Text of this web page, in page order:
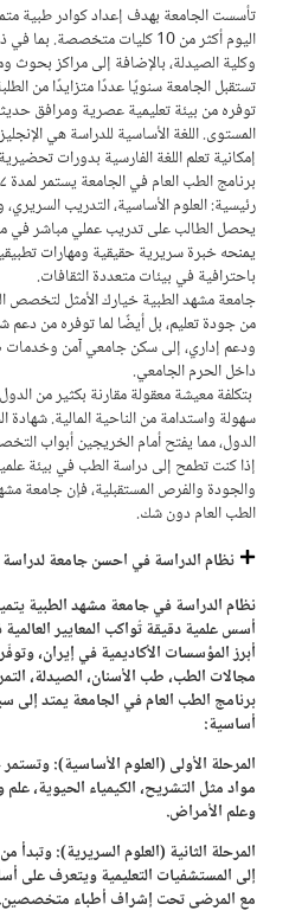
تأسست الجامعة بهدف إعداد كوادر طبية
اليوم أكثر من 10 كليات
وكلية الصيدلة، بالإضافة إلى مراكز بحوث
تستقبل الجامعة سنويًا عددًا متزايدًا من
توفره من بيئة تعليمية عصرية ومرافق
المستوى. اللغة الأساسية للدراسة هي
إمكانية تعلم اللغة الفارسية بدورات
رئيسية: العلوم الأساسية، التدريب
يحصل الطالب على تدريب عملي مباشر في
يمنحه خبرة سريرية حقيقية ومهارات
باحترافية في بيئات متعددة الثقافات.
جامعة مشهد الطبية خيارك الأمثل لتخصص
من جودة تعليم، بل أيضًا لما توفره من دعم
ودعم إداري، إلى سكن جامعي آمن وخدمات
داخل الحرم الجامعي.
بتكلفة معيشة معقولة مقارنة بكثير من
سهولة واستدامة من الناحية المالية.
الدول، مما يفتح أمام الخريجين أبواب
إذا كنت تطمح إلى دراسة الطب في بيئة
والجودة والفرص المستقبلية، فإن جامعة
الطب العام دون شك.
نظام الدراسة في احسن جامعة
نظام الدراسة في جامعة مشهد الطبية
أسس علمية دقيقة تُواكب المعايير
أبرز المؤسسات الأكاديمية في إيران،
مجالات الطب، طب الأسنان، الصيدلة،
برنامج الطب العام في الجامعة يمتد
أساسية:
المرحلة الأولى (العلوم الأساسية):
مواد مثل التشريح، الكيمياء الحيوية،
وعلم الأمراض.
المرحلة الثانية (العلوم السريرية): وتبدأ
إلى المستشفيات التعليمية ويتعرف على
مع المرضى تحت إشراف أطباء متخصصين.